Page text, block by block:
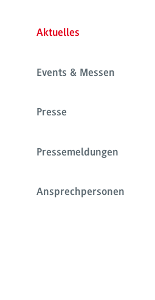
Aktuelles
Events & Messen
Presse
Pressemeldungen
Ansprechpersonen